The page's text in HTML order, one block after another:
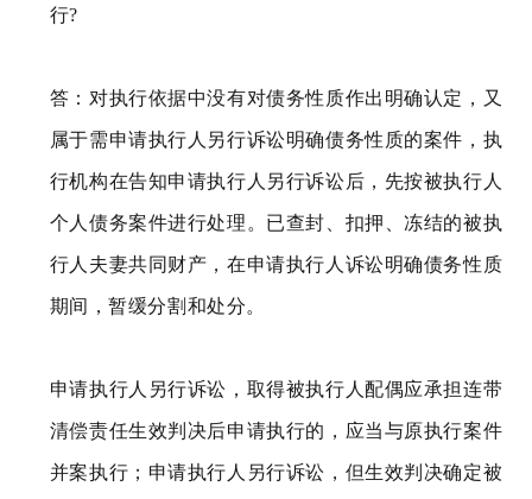
行?
答：对执行依据中没有对债务性质作出明确认定，又
属于需申请执行人另行诉讼明确债务性质的案件，执
行机构在告知申请执行人另行诉讼后，先按被执行人
个人债务案件进行处理。已查封、扣押、冻结的被执
行人夫妻共同财产，在申请执行人诉讼明确债务性质
期间，暂缓分割和处分。
申请执行人另行诉讼，取得被执行人配偶应承担连带
清偿责任生效判决后申请执行的，应当与原执行案件
并案执行；申请执行人另行诉讼，但生效判决确定被